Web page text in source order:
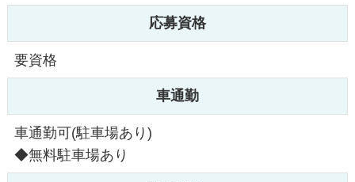
応募資格
要資格
車通勤
車通勤可(駐車場あり)
◆無料駐車場あり